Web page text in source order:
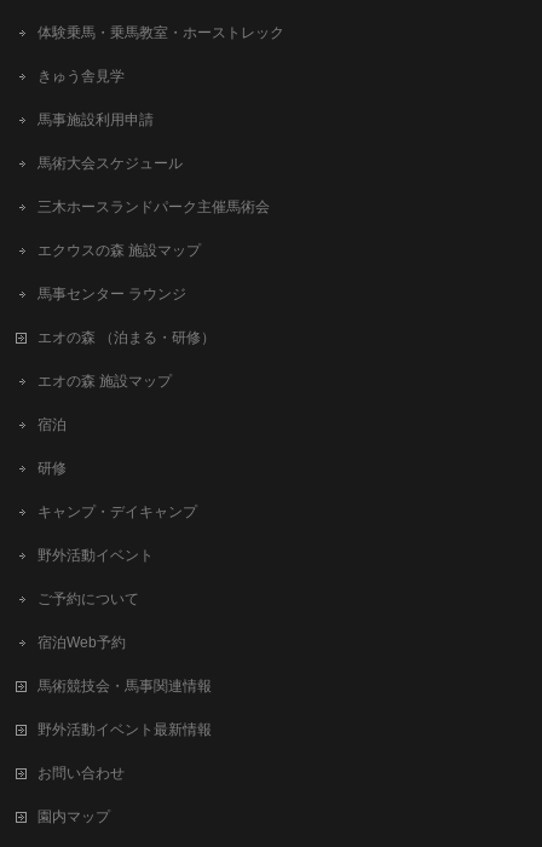
体験乗馬・乗馬教室・ホーストレック
きゅう舎見学
馬事施設利用申請
馬術大会スケジュール
三木ホースランドパーク主催馬術会
エクウスの森 施設マップ
馬事センター ラウンジ
エオの森 （泊まる・研修）
エオの森 施設マップ
宿泊
研修
キャンプ・デイキャンプ
野外活動イベント
ご予約について
宿泊Web予約
馬術競技会・馬事関連情報
野外活動イベント最新情報
お問い合わせ
園内マップ